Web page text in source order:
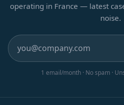
operating in France — latest
noise.
1 email/month · No spam ·